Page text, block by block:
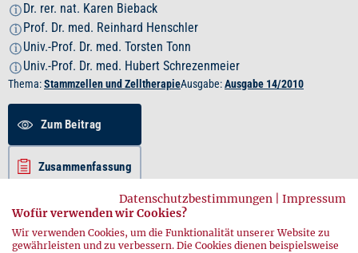
i Dr. rer. nat. Karen Bieback
i Prof. Dr. med. Reinhard Henschler
i Univ.-Prof. Dr. med. Torsten Tonn
i Univ.-Prof. Dr. med. Hubert Schrezenmeier
Thema:Stammzellen und ZelltherapieAusgabe:Ausgabe 14/2010
Zum Beitrag
Zusammenfassung
PDF herunterladen
Datenschutzbestimmungen
Impressum
Wofür verwenden wir Cookies?
Wir verwenden Cookies, um die Funktionalität unserer Website zu
gewährleisten und zu verbessern. Die Cookies dienen beispielsweise